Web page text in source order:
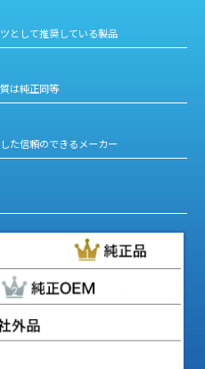
として推奨している製品
は純正同等
た信頼のできるメーカー